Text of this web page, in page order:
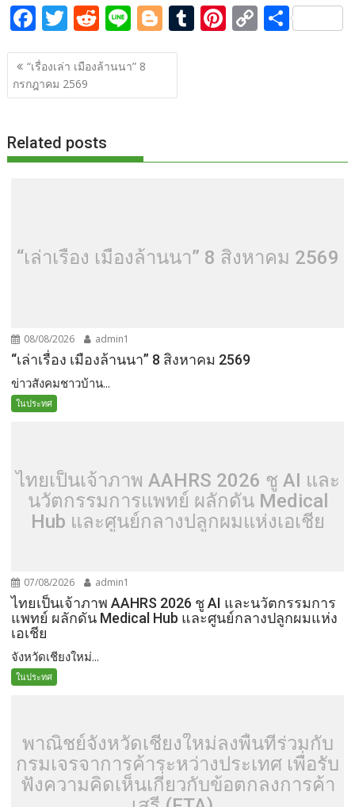
F
ac
e
b
o
k
T
w
itt
er
R
e
d
di
Li
n
e
Bl
o
g
T Pi C
k
S
แนะแนว
เรื่อง
“เรื่องเล่า เมืองล้านนา” 8
กรกฎาคม 2569
Related posts
“เล่าเรื่อง เมืองล้านนา” 8 สิงหาคม 2569
08/08/2026 admin1
“เล่าเรื่อง เมืองล้านนา” 8 สิงหาคม 2569
ข่าวสังคมชาวบ้าน...
ในประทศ
ไทยเป็นเจ้าภาพ AAHRS 2026 ชู AI และ
นวัตกรรมการแพทย์ ผลักดัน Medical
Hub และศูนย์กลางปลูกผมแห่งเอเชีย
07/08/2026 admin1
ไทยเป็นเจ้าภาพ AAHRS 2026 ชู AI และนวัตกรรมการ
แพทย์ ผลักดัน Medical Hub และศูนย์กลางปลูกผมแห่ง
เอเชีย
จังหวัดเชียงใหม่...
ในประทศ
พาณิชย์จังหวัดเชียงใหม่ลงพื้นที่ร่วมกับ
กรมเจรจาการค้าระหว่างประเทศ เพื่อรับ
ฟังความคิดเห็นเกี่ยวกับข้อตกลงการค้า